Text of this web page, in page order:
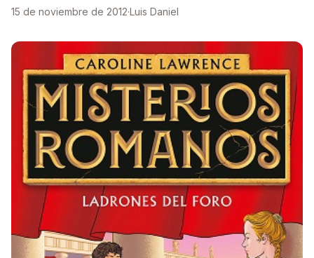
15 de noviembre de 2012·Luis Daniel